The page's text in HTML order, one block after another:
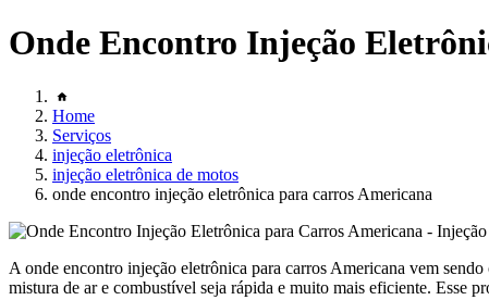
Onde Encontro Injeção
Home
Serviços
injeção eletrônica
injeção eletrônica de motos
onde encontro injeção eletrônica para carros Americana
A onde encontro injeção eletrônica para carros Americana vem
mistura de ar e combustível seja rápida e muito mais eficiente. Esse